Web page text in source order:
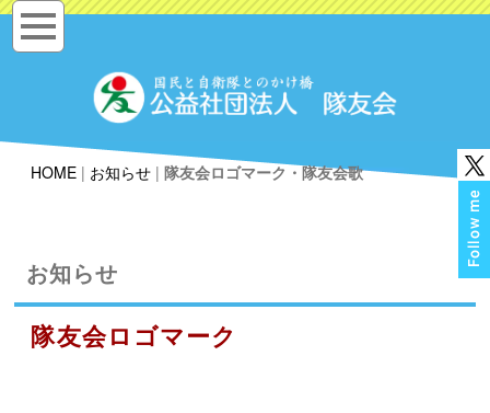
HOME | お知らせ |隊友会ロゴマーク・隊友会歌
お知らせ
隊友会ロゴマーク